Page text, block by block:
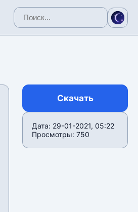
Скачать
Дата: 29-01-2021, 05:22
Просмотры: 750